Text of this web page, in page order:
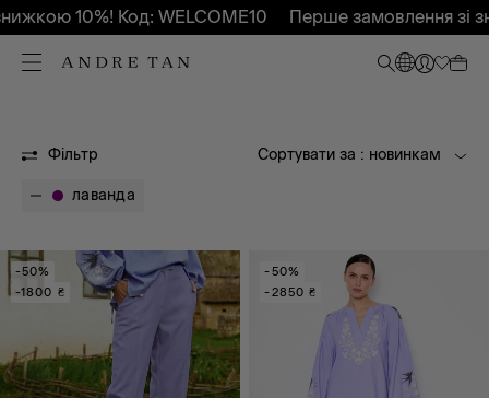
10%! Код: WELCOME10 Перше замовлення зі
Фільтр
M
Сортувати за : новинкам
лаванда
-50%
-1800 ₴
-50%
-2850 ₴